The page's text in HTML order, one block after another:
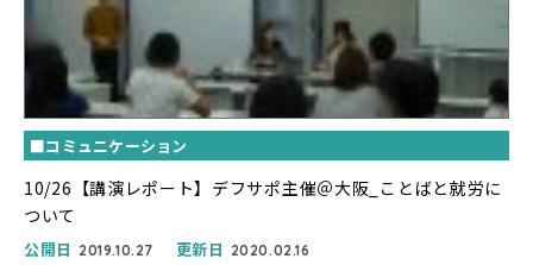
■コミュニケーション
10/26【講演レポート】デフサポ主催＠大阪_ことばと就労に
ついて
公開日 2019.10.27 更新日 2020.02.16